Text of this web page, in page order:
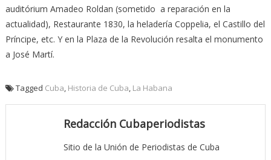
auditórium Amadeo Roldan (sometido a reparación en la
actualidad), Restaurante 1830, la heladería Coppelia, el Castillo del
Príncipe, etc. Y en la Plaza de la Revolución resalta el monumento
a José Martí.
Tagged Cuba, Historia de Cuba, La Habana
Redacción Cubaperiodistas
Sitio de la Unión de Periodistas de Cuba